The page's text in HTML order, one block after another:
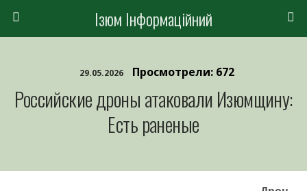
Ізюм Інформаційний
29.05.2026 Просмотрели: 672
Российские дроны атаковали Изюмщину:
Есть раненые